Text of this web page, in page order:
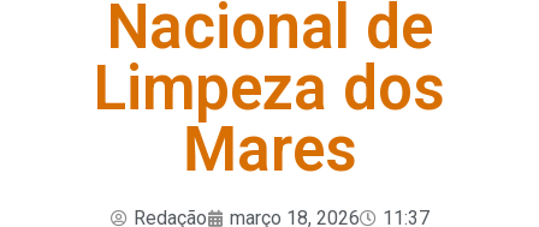
Nacional de
Limpeza dos
Mares
Redação março 18, 2026 11:37